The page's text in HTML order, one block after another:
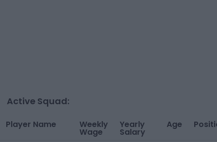
Active Squad:
Player Name Weekly
Wage
Yearly
Salary
Age